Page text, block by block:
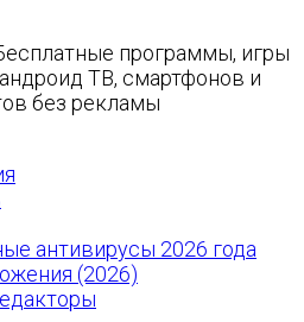
программы, игры
ТВ, смартфонов и
без рекламы
антивирусы 2026 года
(2026)